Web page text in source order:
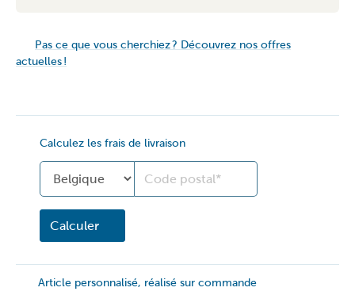
Pas ce que vous cherchiez ? Découvrez nos offres
actuelles !
Article personnalisé, réalisé sur commande
Calculez les frais de livraison
Calculer